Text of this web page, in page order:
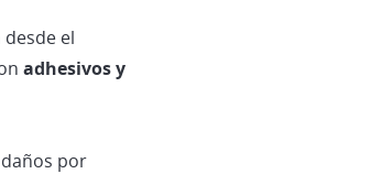
el
adhesivos y
por